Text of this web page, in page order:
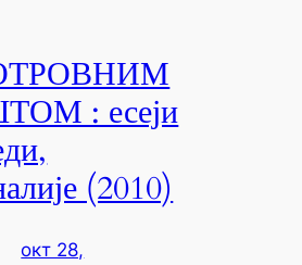
: есеји
(2010)
окт 28,